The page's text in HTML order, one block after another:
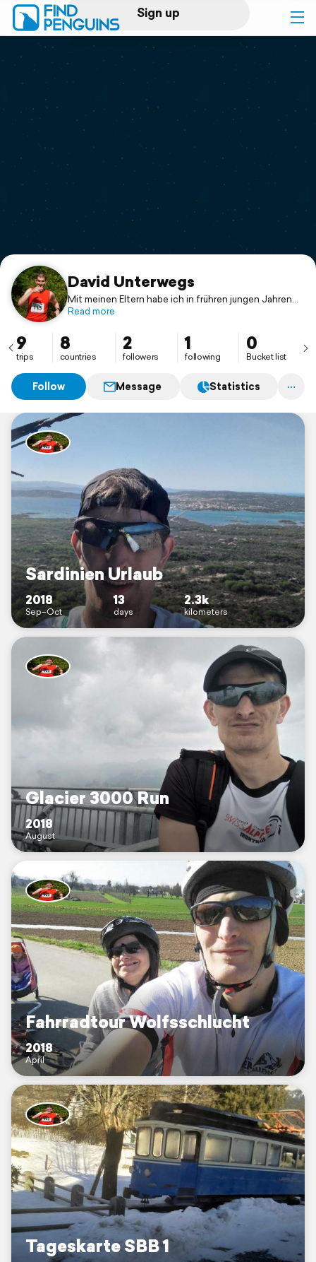
Sign up
Log in
Print a book
Flyover video
Support
David Unterwegs
Mit meinen Eltern habe ich in frühren jungen Jahren
ganz Skandinavien in mehreren 5 Wochen Ferien
besuchen, begleitet mich dabei.
Read more
9
trips
8
countries
2
followers
1
following
0
Bucket list
Follow Message Statistics
Sardinien Urlaub
2018
Sep–Oct
13
days
2.3k
kilometers
Glacier 3000 Run
2018
August
Fahrradtour Wolfsschlucht
2018
April
Tageskarte SBB 1